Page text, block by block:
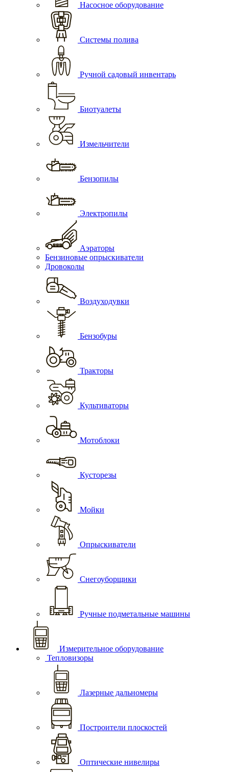
Насосное оборудование
Системы полива
Ручной садовый инвентарь
Биотуалеты
Измельчители
Бензопилы
Электропилы
Аэраторы
Бензиновые опрыскиватели
Дровоколы
Воздуходувки
Бензобуры
Тракторы
Культиваторы
Мотоблоки
Кусторезы
Мойки
Опрыскиватели
Снегоуборщики
Ручные подметальные машины
Измерительное оборудование
Тепловизоры
Лазерные дальномеры
Построители плоскостей
Оптические нивелиры